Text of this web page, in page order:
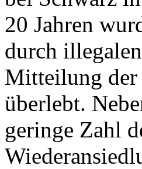
20 Jahren
durch
Mitteilung der
überlebt.
geringe Zahl